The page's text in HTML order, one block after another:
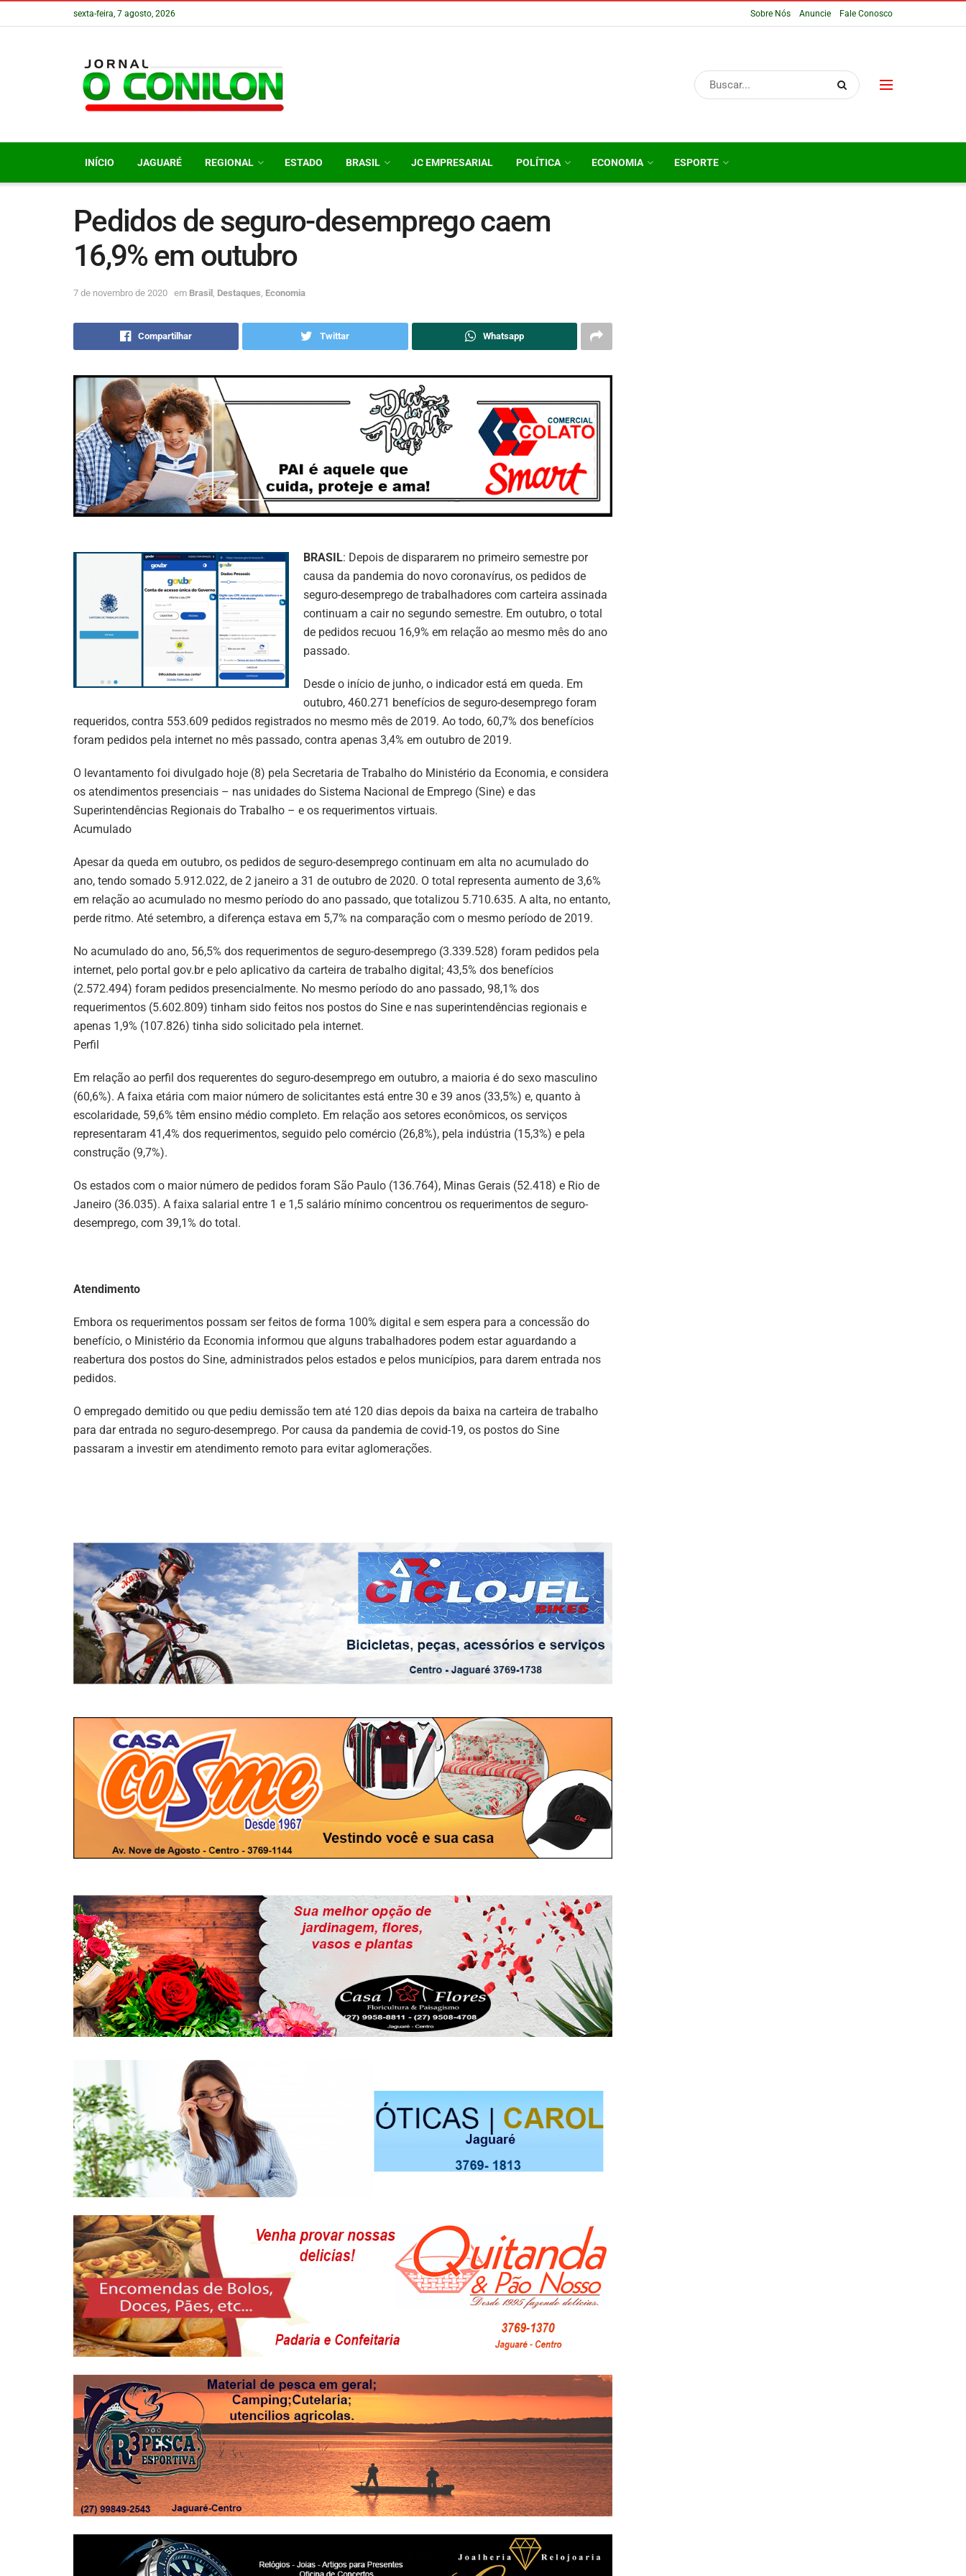
sexta-feira, 7 agosto, 2026 Sobre Nós Anuncie Fale Conosco
INÍCIO JAGUARÉ REGIONAL ESTADO BRASIL JC EMPRESARIAL POLÍTICA ECONOMIA ESPORTE
Pedidos de seguro-desemprego caem
16,9% em outubro
7 de novembro de 2020 em Brasil Destaques Economia
Compartilhar Twittar Whatsapp
BRASIL: Depois de dispararem no primeiro semestre por
causa da pandemia do novo coronavírus, os pedidos de
seguro-desemprego de trabalhadores com carteira assinada
continuam a cair no segundo semestre. Em outubro, o total
de pedidos recuou 16,9% em relação ao mesmo mês do ano
passado.
Desde o início de junho, o indicador está em queda. Em
outubro, 460.271 benefícios de seguro-desemprego foram
requeridos, contra 553.609 pedidos registrados no mesmo mês de 2019. Ao todo, 60,7% dos benefícios
foram pedidos pela internet no mês passado, contra apenas 3,4% em outubro de 2019.
O levantamento foi divulgado hoje (8) pela Secretaria de Trabalho do Ministério da Economia, e considera
os atendimentos presenciais – nas unidades do Sistema Nacional de Emprego (Sine) e das
Superintendências Regionais do Trabalho – e os requerimentos virtuais.
Acumulado
Apesar da queda em outubro, os pedidos de seguro-desemprego continuam em alta no acumulado do
ano, tendo somado 5.912.022, de 2 janeiro a 31 de outubro de 2020. O total representa aumento de 3,6%
em relação ao acumulado no mesmo período do ano passado, que totalizou 5.710.635. A alta, no entanto,
perde ritmo. Até setembro, a diferença estava em 5,7% na comparação com o mesmo período de 2019.
No acumulado do ano, 56,5% dos requerimentos de seguro-desemprego (3.339.528) foram pedidos pela
internet, pelo portal gov.br e pelo aplicativo da carteira de trabalho digital; 43,5% dos benefícios
(2.572.494) foram pedidos presencialmente. No mesmo período do ano passado, 98,1% dos
requerimentos (5.602.809) tinham sido feitos nos postos do Sine e nas superintendências regionais e
apenas 1,9% (107.826) tinha sido solicitado pela internet.
Perfil
Em relação ao perfil dos requerentes do seguro-desemprego em outubro, a maioria é do sexo masculino
(60,6%). A faixa etária com maior número de solicitantes está entre 30 e 39 anos (33,5%) e, quanto à
escolaridade, 59,6% têm ensino médio completo. Em relação aos setores econômicos, os serviços
representaram 41,4% dos requerimentos, seguido pelo comércio (26,8%), pela indústria (15,3%) e pela
construção (9,7%).
Os estados com o maior número de pedidos foram São Paulo (136.764), Minas Gerais (52.418) e Rio de
Janeiro (36.035). A faixa salarial entre 1 e 1,5 salário mínimo concentrou os requerimentos de seguro-
desemprego, com 39,1% do total.
Atendimento
Embora os requerimentos possam ser feitos de forma 100% digital e sem espera para a concessão do
benefício, o Ministério da Economia informou que alguns trabalhadores podem estar aguardando a
reabertura dos postos do Sine, administrados pelos estados e pelos municípios, para darem entrada nos
pedidos.
O empregado demitido ou que pediu demissão tem até 120 dias depois da baixa na carteira de trabalho
para dar entrada no seguro-desemprego. Por causa da pandemia de covid-19, os postos do Sine
passaram a investir em atendimento remoto para evitar aglomerações.